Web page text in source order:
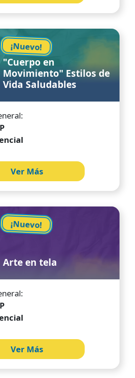
¡Nuevo!
"Cuerpo en
Movimiento" Estilos de
Vida Saludables
Ver Más
¡Nuevo!
Arte en tela
Ver Más